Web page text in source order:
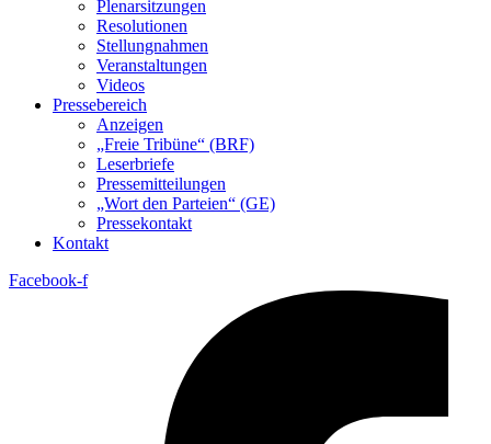
Plenarsitzungen
Resolutionen
Stellungnahmen
Veranstaltungen
Videos
Pressebereich
Anzeigen
„Freie Tribüne“ (BRF)
Leserbriefe
Pressemitteilungen
„Wort den Parteien“ (GE)
Pressekontakt
Kontakt
Facebook-f